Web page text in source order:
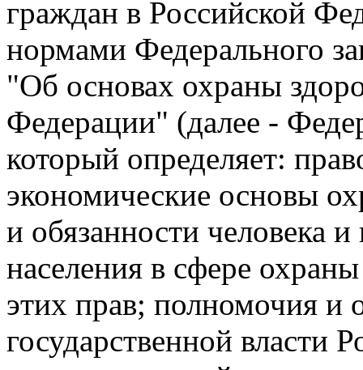
граждан в Российской
нормами Федерального
"Об основах охраны
Федерации" (далее -
который определяет:
экономические основы
и обязанности человека
населения в сфере
этих прав; полномочия и
государственной власти